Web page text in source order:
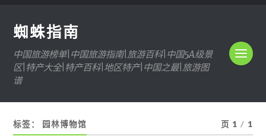
蜘蛛指南
中国旅游榜单|中国旅游指南|旅游百科|中国5A级景
区|特产大全|特产百科|地区特产|中国之最|旅游图
谱
标签： 园林博物馆 页 1 / 1